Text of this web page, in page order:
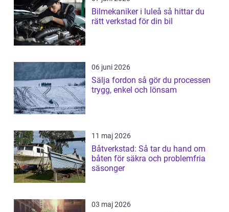
Bilmekaniker i luleå så hittar du
rätt verkstad för din bil
06 juni 2026
Sälja fordon så gör du processen
trygg, enkel och lönsam
11 maj 2026
Båtverkstad: Så tar du hand om
båten för säkra och problemfria
säsonger
03 maj 2026